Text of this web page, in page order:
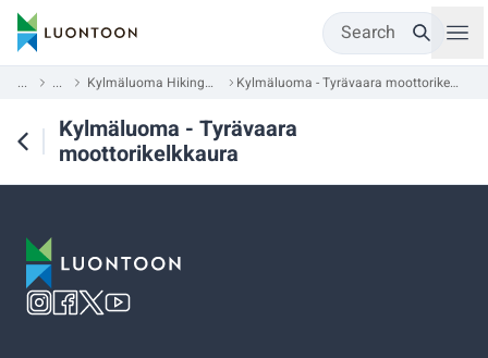
Search
... ... Kylmäluoma Hiking Area Kylmäluoma - Tyrävaara moottorikelkkaura
Kylmäluoma - Tyrävaara
moottorikelkkaura